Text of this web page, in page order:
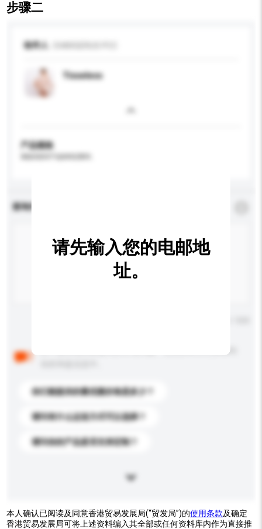
步骤二
收件人
Tisseless
产品规格
查询内容
以下是其他买家提出的常见问题。点击以将它们添加到
你们能提供的最优惠价格是多少？
请问有什么运送方式可以选择？
请问你的产品是否支持定制？
请先输入您的电邮地
址。
本人确认已阅读及同意香港贸易发展局(“贸发局”)的使用条款及确定
香港贸易发展局可将上述资料编入其全部或任何资料库内作为直接推